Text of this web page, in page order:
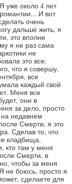
уже около 4 лет
И вот
очень
дальше жить, я
это вполне
я не раз сама
не
это все.
что я совершу,
все
каждый свой
Меня все
они в
за дело, просто
недавнем
Смерти, я это
Сделав то, что
кладбища,
кто там у меня
Смерти, в
чтобы за меня
не боюсь, просто я
сделаете для